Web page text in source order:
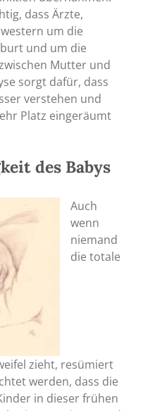
dass Ärzte,
um die
und um die
Mutter und
sorgt dafür, dass
verstehen und
Platz eingeräumt
des Babys
Auch
wenn
niemand
die totale
zieht, resümiert
werden, dass die
in dieser frühen